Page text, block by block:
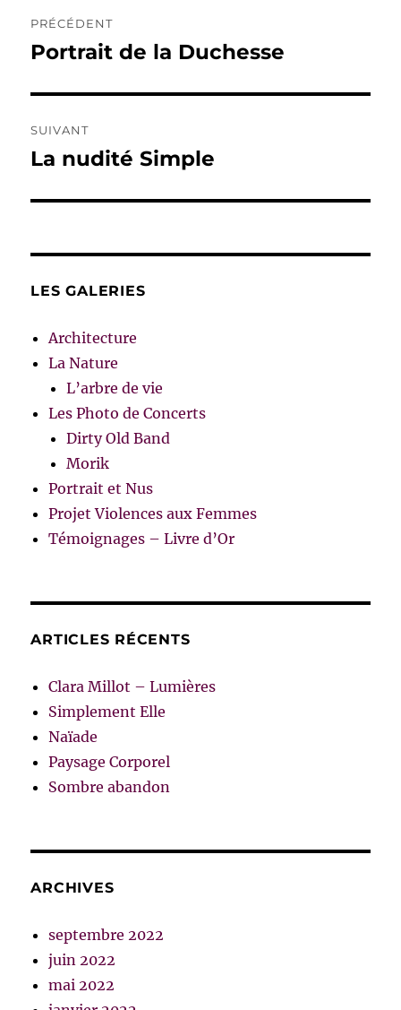
de
PRÉCÉDENT
Publication
Portrait de la Duchesse
SUIVANT
Publication
La nudité Simple
LES GALERIES
Architecture
La Nature
L’arbre de vie
Les Photo de Concerts
Dirty Old Band
Morik
Portrait et Nus
Projet Violences aux Femmes
Témoignages – Livre d’Or
ARTICLES RÉCENTS
Clara Millot – Lumières
Simplement Elle
Naïade
Paysage Corporel
Sombre abandon
ARCHIVES
septembre 2022
juin 2022
mai 2022